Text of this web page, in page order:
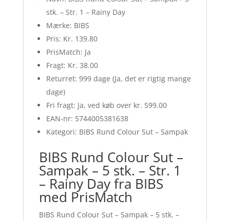
stk. – Str. 1 – Rainy Day
Mærke: BIBS
Pris: Kr. 139.80
PrisMatch: Ja
Fragt: Kr. 38.00
Returret: 999 dage (Ja, det er rigtig mange
dage)
Fri fragt: Ja, ved køb over kr. 599.00
EAN-nr: 5744005381638
Kategori: BIBS Rund Colour Sut – Sampak
BIBS Rund Colour Sut –
Sampak – 5 stk. – Str. 1
– Rainy Day fra BIBS
med PrisMatch
BIBS Rund Colour Sut – Sampak – 5 stk. –